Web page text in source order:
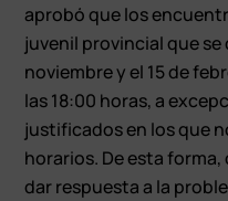
aprobó que los
juvenil provincial que se
noviembre y el 15 de
las 18:00 horas, a
justificados en los que
horarios. De esta
dar respuesta a la